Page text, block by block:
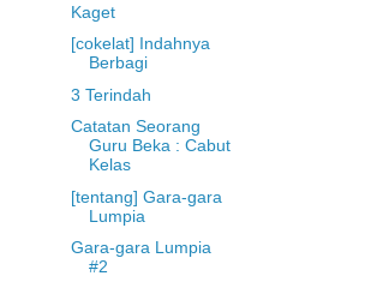
Kaget
[cokelat] Indahnya
Berbagi
3 Terindah
Catatan Seorang
Guru Beka : Cabut
Kelas
[tentang] Gara-gara
Lumpia
Gara-gara Lumpia
#2